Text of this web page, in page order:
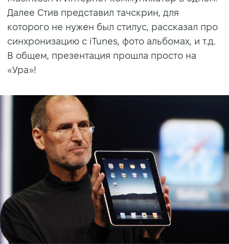
Далее Стив представил тачскрин, для
которого не нужен был стилус, рассказал про
синхронизацию с iTunes, фото альбомах, и т.д.
В общем, презентация прошла просто на
«Ура»!